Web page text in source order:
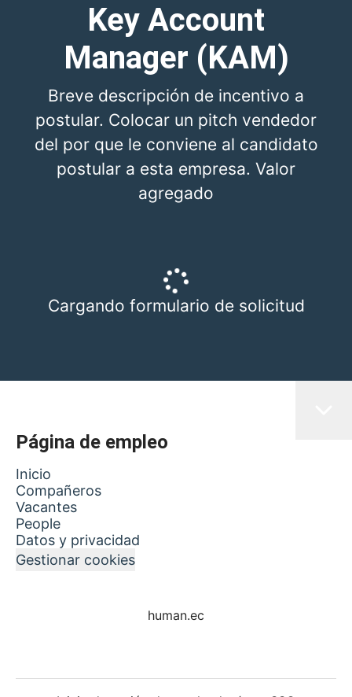
Key Account
Manager (KAM)
Breve descripción de incentivo a
postular. Colocar un pitch vendedor
del por que le conviene al candidato
postular a esta empresa. Valor
agregado
Cargando formulario de solicitud
Página de empleo
Inicio
Compañeros
Vacantes
People
Datos y privacidad
Gestionar cookies
human.ec